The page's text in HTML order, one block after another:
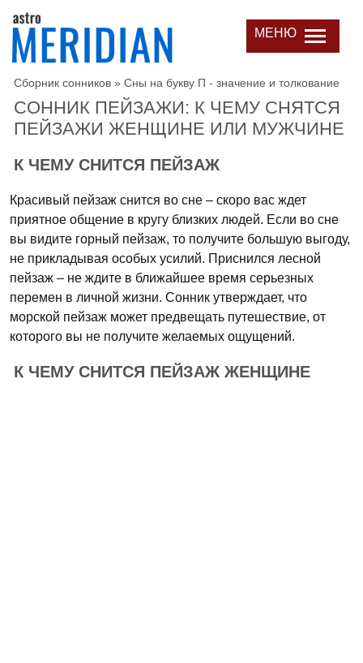
МЕНЮ
Сборник сонников » Сны на букву П - значение и толкование
СОННИК ПЕЙЗАЖИ: К ЧЕМУ СНЯТСЯ
ПЕЙЗАЖИ ЖЕНЩИНЕ ИЛИ МУЖЧИНЕ
К ЧЕМУ СНИТСЯ ПЕЙЗАЖ
Красивый пейзаж снится во сне – скоро вас ждет
приятное общение в кругу близких людей. Если во сне
вы видите горный пейзаж, то получите большую выгоду,
не прикладывая особых усилий. Приснился лесной
пейзаж – не ждите в ближайшее время серьезных
перемен в личной жизни. Сонник утверждает, что
морской пейзаж может предвещать путешествие, от
которого вы не получите желаемых ощущений.
К ЧЕМУ СНИТСЯ ПЕЙЗАЖ ЖЕНЩИНЕ